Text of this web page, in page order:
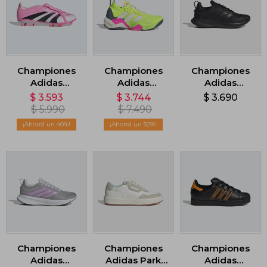
Championes
Adidas
Predator
League
Lengüeta
Plegable -
$ 3.593
$ 5.990
40
Championes
Adidas
Rapidmove
ADV 2 - Verde
$ 3.744
$ 7.490
50
Championes
Adidas
Runfalcon 5 -
$ 3.690
Championes
Adidas
Championes
Adidas Park
Championes
Adidas